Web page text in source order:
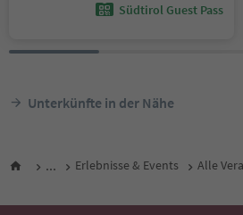
Südtirol Guest Pass
Unterkünfte in der Nähe
... Erlebnisse & Events Alle